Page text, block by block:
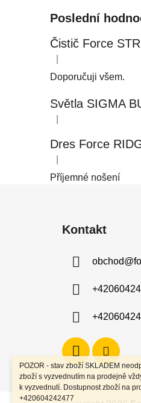
POZOR - stav zboží SKLADEM
zboží s vyzvednutím na prodejně
k vyzvednutí. Dostupnost zboží na
+420604242477
Poslední
Hodnocení produktu
Doporučuji všem.
Hodnocení produktu
Hodnocení produktu
Příjemné nošení
Kontakt
obchod@